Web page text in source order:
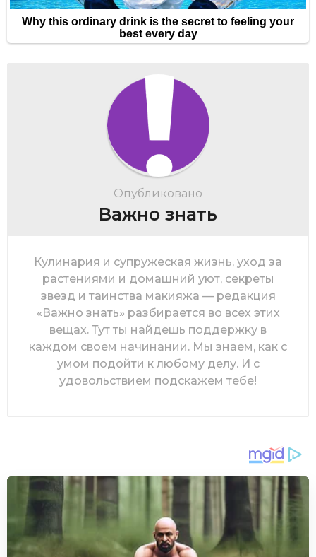
Опубликовано
Важно знать
Кулинария и супружеская жизнь, уход за
растениями и домашний уют, секреты
звезд и таинства макияжа — редакция
«Важно знать» разбирается во всех этих
вещах. Тут ты найдешь поддержку в
каждом своем начинании. Мы знаем, как с
умом подойти к любому делу. И с
удовольствием подскажем тебе!